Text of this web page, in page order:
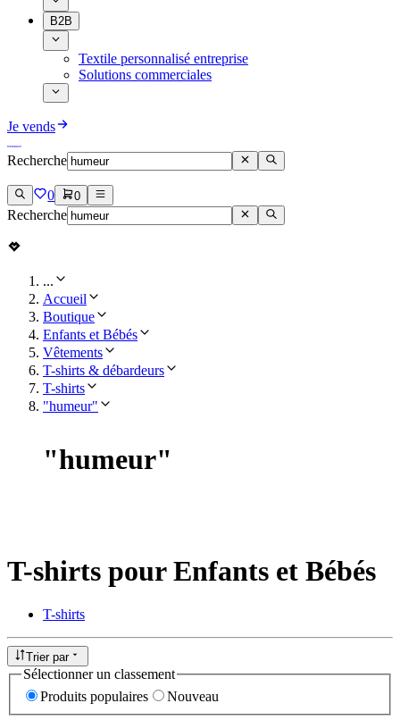
B2B
Textile personnalisé entreprise
Solutions commerciales
Je vends
Recherche
0 0
Recherche
...
Accueil
Boutique
Enfants et Bébés
Vêtements
T-shirts & débardeurs
T-shirts
"humeur"
"humeur"
T-shirts pour Enfants et Bébés
T-shirts
Trier par
Sélectionner un classement
Produits populaires
Nouveau